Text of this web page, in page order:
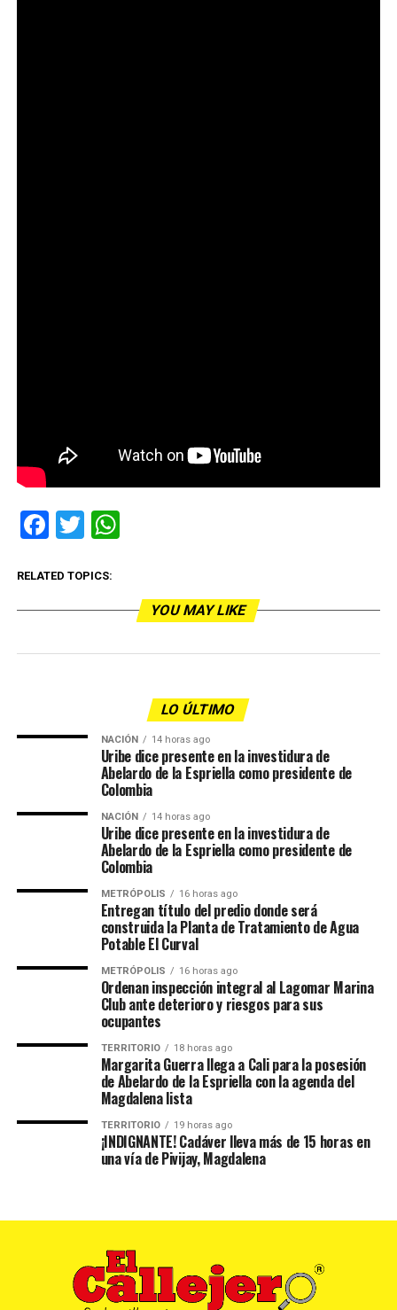
Facebook
TwitterWhatsApp
RELATED TOPICS:
YOU MAY LIKE
LO ÚLTIMO
NACIÓN 14 horas ago
Uribe dice presente en la investidura de
Abelardo de la Espriella como presidente de
Colombia
NACIÓN 14 horas ago
Uribe dice presente en la investidura de
Abelardo de la Espriella como presidente de
Colombia
METRÓPOLIS 16 horas ago
Entregan título del predio donde será
construida la Planta de Tratamiento de Agua
Potable El Curval
METRÓPOLIS 16 horas ago
Ordenan inspección integral al Lagomar Marina
Club ante deterioro y riesgos para sus
ocupantes
TERRITORIO 18 horas ago
Margarita Guerra llega a Cali para la posesión
de Abelardo de la Espriella con la agenda del
Magdalena lista
TERRITORIO 19 horas ago
¡INDIGNANTE! Cadáver lleva más de 15 horas en
una vía de Pivijay, Magdalena